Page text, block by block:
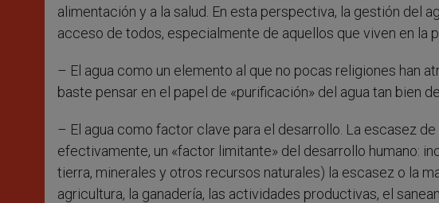
alimentación y a la salud. En esta perspectiva, la gestión del
acceso de todos, especialmente de aquellos que viven en la
– El agua como un elemento al que no pocas religiones han
baste pensar en el papel de «purificación» del agua tan bien
– El agua como factor clave para el desarrollo. La escasez
efectivamente, un «factor limitante» del desarrollo humano:
tierra, minerales y otros recursos naturales) la escasez o la
agricultura, la ganadería, las actividades productivas, el